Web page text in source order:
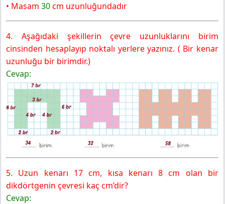
• Masam 30cm uzunluğundadır
4. Aşağıdaki şekillerin çevre uzunluklarını birim
cinsinden hesaplayıp noktalı yerlere yazınız. ( Bir kenar
uzunluğu bir birimdir.)
Cevap:
5. Uzun kenarı 17 cm, kısa kenarı 8 cm olan bir
dikdörtgenin çevresi kaç cm’dir?
Cevap: